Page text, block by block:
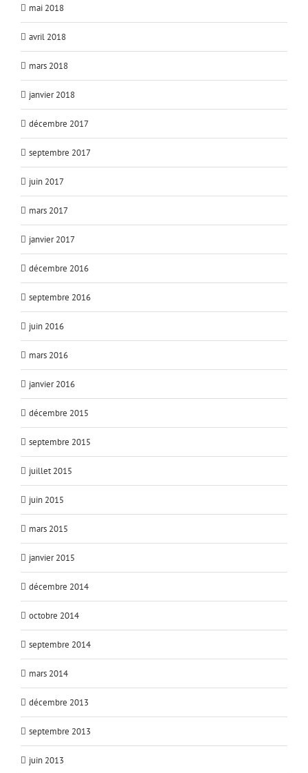
mai 2018
avril 2018
mars 2018
janvier 2018
décembre 2017
septembre 2017
juin 2017
mars 2017
janvier 2017
décembre 2016
septembre 2016
juin 2016
mars 2016
janvier 2016
décembre 2015
septembre 2015
juillet 2015
juin 2015
mars 2015
janvier 2015
décembre 2014
octobre 2014
septembre 2014
mars 2014
décembre 2013
septembre 2013
juin 2013